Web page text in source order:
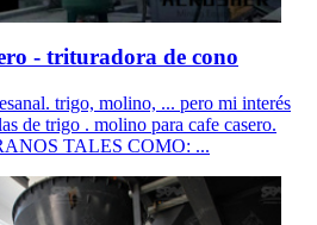
- trituradora de cono
trigo, molino, ... pero mi interés
de trigo . molino para cafe casero.
TALES COMO: ...